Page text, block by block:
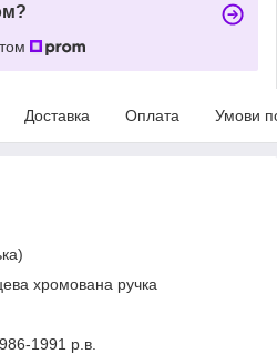
Доставка Оплата Умови
хромована ручка
1991 р.в.